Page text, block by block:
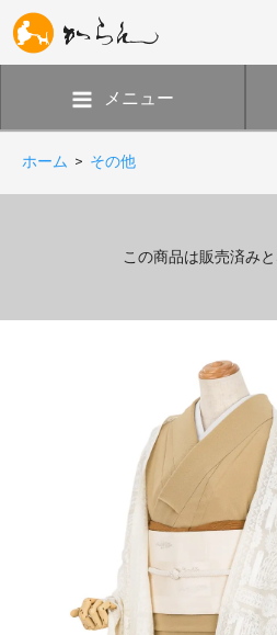
メニュー
ホーム > その他
この商品は販売済みと